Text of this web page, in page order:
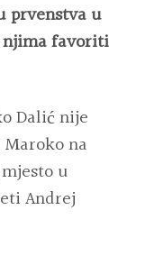
prvenstva u
favoriti
Dalić nije
na
u
Andrej